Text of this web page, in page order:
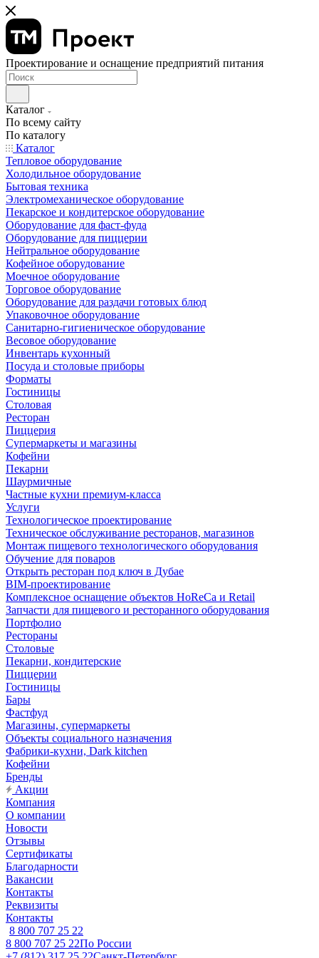
Проектирование и оснащение предприятий питания
Каталог
По всему сайту
По каталогу
Каталог
Тепловое оборудование
Холодильное оборудование
Бытовая техника
Электромеханическое оборудование
Пекарское и кондитерское оборудование
Оборудование для фаст-фуда
Оборудование для пиццерии
Нейтральное оборудование
Кофейное оборудование
Моечное оборудование
Торговое оборудование
Оборудование для раздачи готовых блюд
Упаковочное оборудование
Санитарно-гигиеническое оборудование
Весовое оборудование
Инвентарь кухонный
Посуда и столовые приборы
Форматы
Гостиницы
Столовая
Ресторан
Пиццерия
Супермаркеты и магазины
Кофейни
Пекарни
Шаурмичные
Частные кухни премиум-класса
Услуги
Технологическое проектирование
Техническое обслуживание ресторанов, магазинов
Монтаж пищевого технологического оборудования
Обучение для поваров
Открыть ресторан под ключ в Дубае
BIM-проектирование
Комплексное оснащение объектов HoReCa и Retail
Запчасти для пищевого и ресторанного оборудования
Портфолио
Рестораны
Столовые
Пекарни, кондитерские
Пиццерии
Гостиницы
Бары
Фастфуд
Магазины, супермаркеты
Объекты социального назначения
Фабрики-кухни, Dark kitchen
Кофейни
Бренды
Акции
Компания
О компании
Новости
Отзывы
Сертификаты
Благодарности
Вакансии
Контакты
Реквизиты
Контакты
8 800 707 25 22
8 800 707 25 22По России